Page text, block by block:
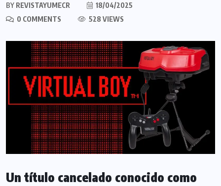
BY REVISTAYUMECR
18/04/2025
0 COMMENTS
528 VIEWS
Un título cancelado conocido como